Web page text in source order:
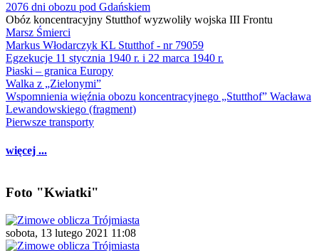
2076 dni obozu pod Gdańskiem
Obóz koncentracyjny Stutthof wyzwoliły wojska III Frontu
Marsz Śmierci
Markus Włodarczyk KL Stutthof - nr 79059
Egzekucje 11 stycznia 1940 r. i 22 marca 1940 r.
Piaski – granica Europy
Walka z „Zielonymi”
Wspomnienia więźnia obozu koncentracyjnego „Stutthof” Wacława
Lewandowskiego (fragment)
Pierwsze transporty
więcej ...
Foto "Kwiatki"
sobota, 13 lutego 2021 11:08